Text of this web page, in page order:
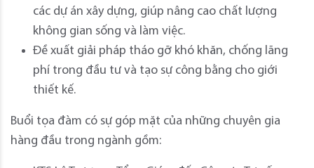
các dự án xây dựng, giúp nâng cao chất lượng
không gian sống và làm việc.
Đề xuất giải pháp tháo gỡ khó khăn, chống lãng
phí trong đầu tư và tạo sự công bằng cho giới
thiết kế.
Buổi tọa đàm có sự góp mặt của những chuyên gia
hàng đầu trong ngành gồm: